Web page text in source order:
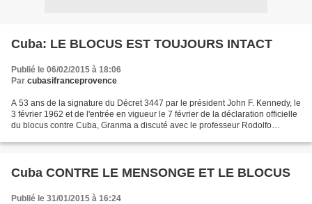
Cuba: LE BLOCUS EST TOUJOURS INTACT
Publié le 06/02/2015 à 18:06
Par cubasifranceprovence
A 53 ans de la signature du Décret 3447 par le président John F. Kennedy, le
3 février 1962 et de l'entrée en vigueur le 7 février de la déclaration officielle
du blocus contre Cuba, Granma a discuté avec le professeur Rodolfo
Cuba CONTRE LE MENSONGE ET LE BLOCUS
Publié le 31/01/2015 à 16:24